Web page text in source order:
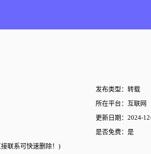
发布类型：转载
所在平台：互联网
更新日期：2024-
是否免费：是
联系可快速删除！)